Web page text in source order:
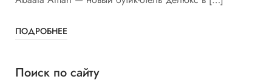
ПОДРОБНЕЕ
Поиск по сайту